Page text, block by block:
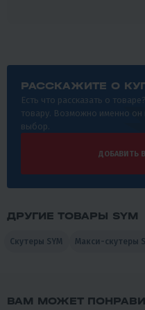
РАССКАЖИТЕ О
Есть что рассказать о
товару. Возможно именно он
выбор.
ДОБАВИТЬ
ДРУГИЕ ТОВАРЫ SYM
Скутеры SYM Макси-скутеры
ВАМ МОЖЕТ